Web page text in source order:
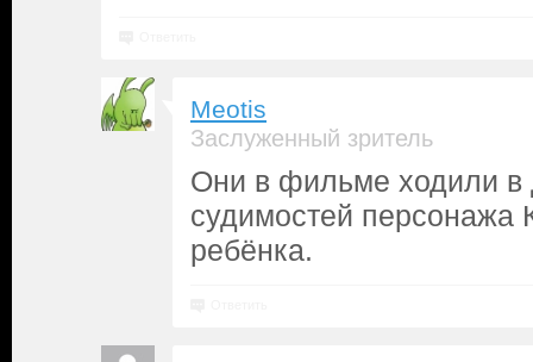
Meotis
Заслуженный зритель
Они в фильме ходили в
судимостей
ребёнка.